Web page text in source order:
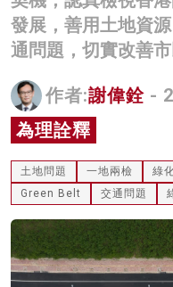
科技
名家榜
灼見活動
關於我們
發展，善用土地資
通問題，切實改善市
作者:謝偉銓 -
為理詮釋
土地問題 一地兩檢 綠
Green Belt
交通問題